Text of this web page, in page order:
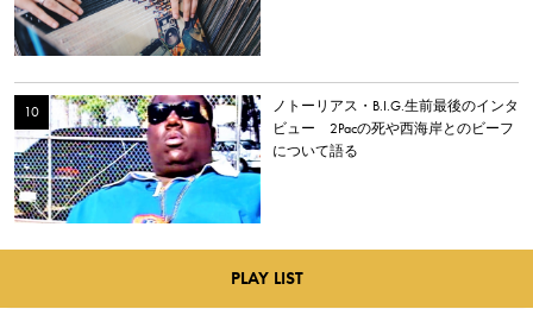
ノトーリアス・B.I.G.生前最後のインタ
ビュー 2Pacの死や西海岸とのビーフ
について語る
PLAY LIST